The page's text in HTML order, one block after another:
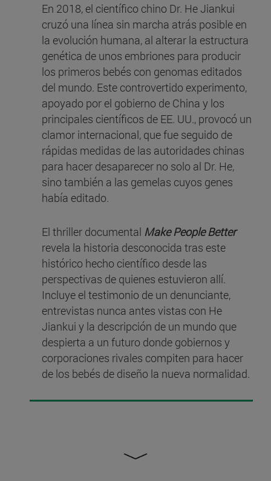
En 2018, el científico chino Dr. He Jiankui
cruzó una línea sin marcha atrás posible en
la evolución humana, al alterar la estructura
genética de unos embriones para producir
los primeros bebés con genomas editados
del mundo. Este controvertido experimento,
apoyado por el gobierno de China y los
principales científicos de EE. UU., provocó un
clamor internacional, que fue seguido de
rápidas medidas de las autoridades chinas
para hacer desaparecer no solo al Dr. He,
sino también a las gemelas cuyos genes
había editado.
El thriller documental Make People Better
revela la historia desconocida tras este
histórico hecho científico desde las
perspectivas de quienes estuvieron allí.
Incluye el testimonio de un denunciante,
entrevistas nunca antes vistas con He
Jiankui y la descripción de un mundo que
despierta a un futuro donde gobiernos y
corporaciones rivales compiten para hacer
de los bebés de diseño la nueva normalidad.